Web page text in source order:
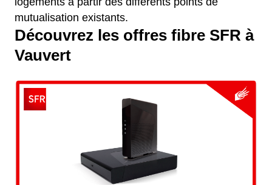
mutualisation existants.
Découvrez les offres fibre SFR à
Vauvert